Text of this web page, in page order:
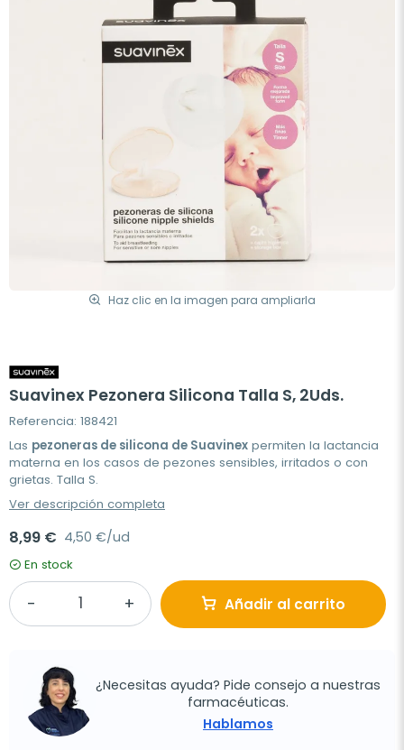
Haz clic en la imagen para ampliarla
Suavinex Pezonera Silicona Talla S, 2Uds.
Referencia: 188421
Las pezoneras de silicona de Suavinex permiten la lactancia
materna en los casos de pezones sensibles, irritados o con
grietas. Talla S.
Ver descripción completa
8,99 € 4,50 €/ud
En stock
Añadir al carrito
¿Necesitas ayuda? Pide consejo a nuestras
farmacéuticas.
Hablamos